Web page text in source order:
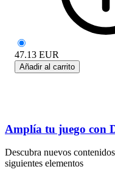
47.13 EUR
Añadir al carrito
Amplía tu juego con
Descubra nuevos
siguientes elementos